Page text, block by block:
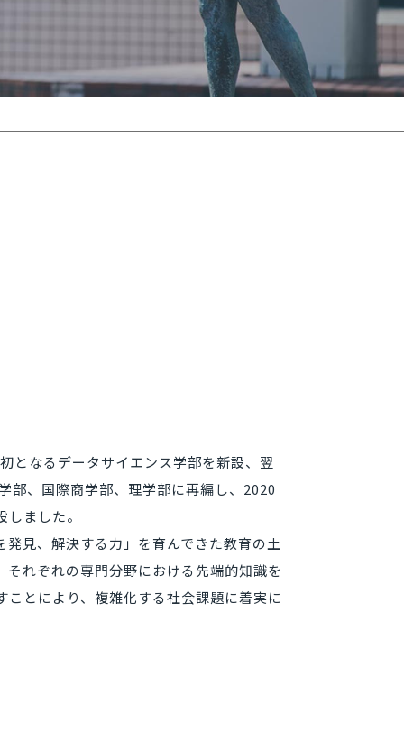
となるデータサイエンス学部を新設、翌
部、国際商学部、理学部に再編し、2020
ました。
見、解決する力」を育んできた教育の土
れぞれの専門分野における先端的知識を
とにより、複雑化する社会課題に着実に